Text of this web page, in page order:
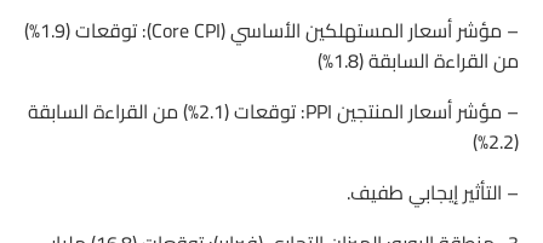
– مؤشر أسعار المستهلكين الأساسي (Core CPI): توقعات (1.9%)
من القراءة السابقة (1.8%)
– مؤشر أسعار المنتجين PPI: توقعات (2.1%) من القراءة السابقة
(2.2%)
– التأثير إيجابي طفيف.